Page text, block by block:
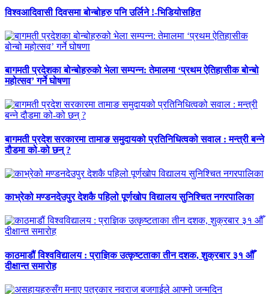
विश्वआदिवासी दिवसमा बोन्बोहरु पनि उर्लिने !-भिडियोसहित
बागमती प्रदेशका बोन्बोहरुको भेला सम्पन्न: तेमालमा ‘प्रथम ऐतिहासीक बोन्बो
महोत्सव’ गर्ने घोषणा
बागमती प्रदेश सरकारमा तामाङ समुदायको प्रतिनिधित्वको सवाल : मन्त्री बन्ने
दौडमा को‐को छन् ?
काभ्रेको मण्डनदेउपुर देशकै पहिलो पूर्णखोप विद्यालय सुनिश्चित नगरपालिका
काठमाडौं विश्वविद्यालय : प्राज्ञिक उत्कृष्टताका तीन दशक, शुक्रबार ३१ औँ
दीक्षान्त समारोह